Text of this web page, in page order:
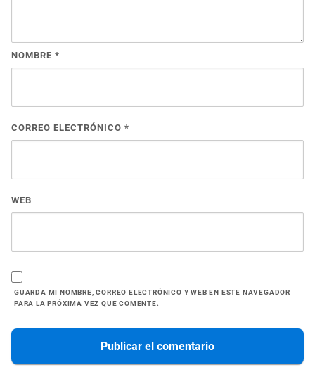
NOMBRE *
CORREO ELECTRÓNICO *
WEB
GUARDA MI NOMBRE, CORREO ELECTRÓNICO Y WEB EN ESTE NAVEGADOR
PARA LA PRÓXIMA VEZ QUE COMENTE.